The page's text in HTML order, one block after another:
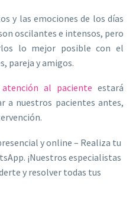
y las emociones de los días
oscilantes e intensos, pero
lo mejor posible con el
pareja y amigos.
atención al paciente estará
a nuestros pacientes antes,
y online – Realiza tu
¡Nuestros especialistas
y resolver todas tus